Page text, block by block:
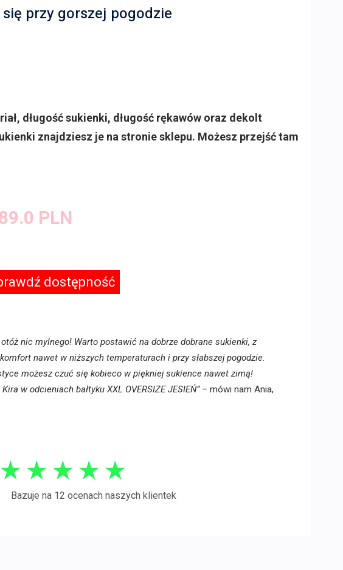
przy gorszej pogodzie
długość sukienki, długość rękawów oraz dekolt
znajdziesz je na stronie sklepu. Możesz przejść tam
PLN
dostępność
nic mylnego! Warto postawić na dobrze dobrane sukienki, z
nawet w niższych temperaturach i przy słabszej pogodzie.
możesz czuć się kobieco w piękniej sukience nawet zimą!
w odcieniach bałtyku XXL OVERSIZE JESIEŃ”– mówi nam Ania,
★ ★ ★ ★ ★
Bazuje na 12 ocenach naszych klientek